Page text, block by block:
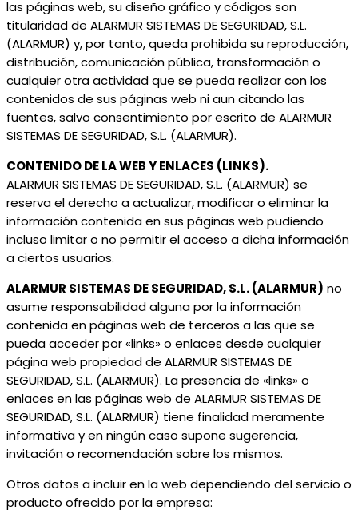
las páginas web, su diseño gráfico y códigos son
titularidad de ALARMUR SISTEMAS DE SEGURIDAD, S.L.
(ALARMUR) y, por tanto, queda prohibida su reproducción,
distribución, comunicación pública, transformación o
cualquier otra actividad que se pueda realizar con los
contenidos de sus páginas web ni aun citando las
fuentes, salvo consentimiento por escrito de ALARMUR
SISTEMAS DE SEGURIDAD, S.L. (ALARMUR).
CONTENIDO DE LA WEB Y ENLACES (LINKS).
ALARMUR SISTEMAS DE SEGURIDAD, S.L. (ALARMUR) se
reserva el derecho a actualizar, modificar o eliminar la
información contenida en sus páginas web pudiendo
incluso limitar o no permitir el acceso a dicha información
a ciertos usuarios.
ALARMUR SISTEMAS DE SEGURIDAD, S.L. (ALARMUR) no
asume responsabilidad alguna por la información
contenida en páginas web de terceros a las que se
pueda acceder por «links» o enlaces desde cualquier
página web propiedad de ALARMUR SISTEMAS DE
SEGURIDAD, S.L. (ALARMUR). La presencia de «links» o
enlaces en las páginas web de ALARMUR SISTEMAS DE
SEGURIDAD, S.L. (ALARMUR) tiene finalidad meramente
informativa y en ningún caso supone sugerencia,
invitación o recomendación sobre los mismos.
Otros datos a incluir en la web dependiendo del servicio o
producto ofrecido por la empresa: